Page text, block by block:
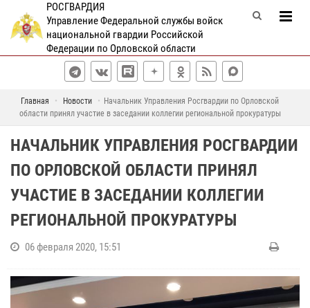
РОСГВАРДИЯ
Управление Федеральной службы войск
национальной гвардии Российской
Федерации по Орловской области
Главная Новости
Начальник Управления Росгвардии по Орловской
области принял участие в заседании коллегии региональной прокуратуры
НАЧАЛЬНИК УПРАВЛЕНИЯ РОСГВАРДИИ
ПО ОРЛОВСКОЙ ОБЛАСТИ ПРИНЯЛ
УЧАСТИЕ В ЗАСЕДАНИИ КОЛЛЕГИИ
РЕГИОНАЛЬНОЙ ПРОКУРАТУРЫ
06 февраля 2020, 15:51